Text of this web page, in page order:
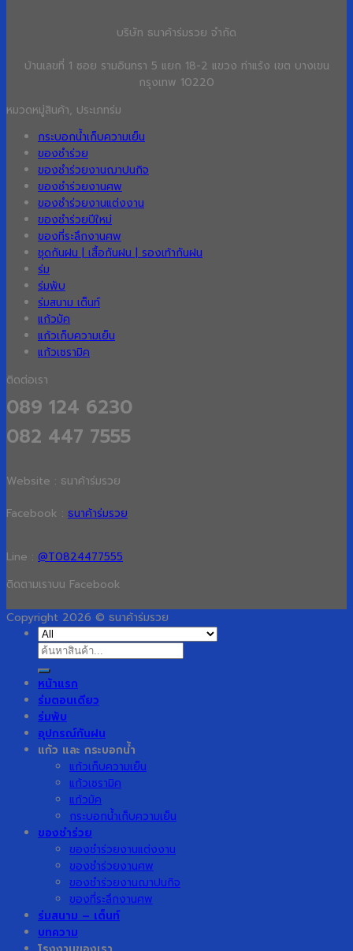
บริษัท ธนาค้าร่มรวย จำกัด
บ้านเลขที่ 1 ซอย รามอินทรา 5 แยก 18-2 แขวง ท่าแร้ง เขต บางเขน
กรุงเทพ 10220
หมวดหมู่สินค้า, ประเภทร่ม
กระบอกน้ำเก็บความเย็น
ของชำร่วย
ของชำร่วยงานฌาปนกิจ
ของชำร่วยงานศพ
ของชำร่วยงานแต่งงาน
ของชำร่วยปีใหม่
ของที่ระลึกงานศพ
ชุดกันฝน | เสื้อกันฝน | รองเท้ากันฝน
ร่ม
ร่มพับ
ร่มสนาม เต็นท์
แก้วมัค
แก้วเก็บความเย็น
แก้วเซรามิค
ติดต่อเรา
089 124 6230
082 447 7555
Website : ธนาค้าร่มรวย
Facebook : ธนาค้าร่มรวย
Line : @T0824477555
ติดตามเราบน Facebook
Copyright 2026 © ธนาค้าร่มรวย
ค้นหา:
หน้าแรก
ร่มตอนเดียว
ร่มพับ
อุปกรณ์กันฝน
แก้ว และ กระบอกน้ำ
แก้วเก็บความเย็น
แก้วเซรามิค
แก้วมัค
กระบอกน้ำเก็บความเย็น
ของชำร่วย
ของชำร่วยงานแต่งงาน
ของชำร่วยงานศพ
ของชำร่วยงานฌาปนกิจ
ของที่ระลึกงานศพ
ร่มสนาม – เต็นท์
บทความ